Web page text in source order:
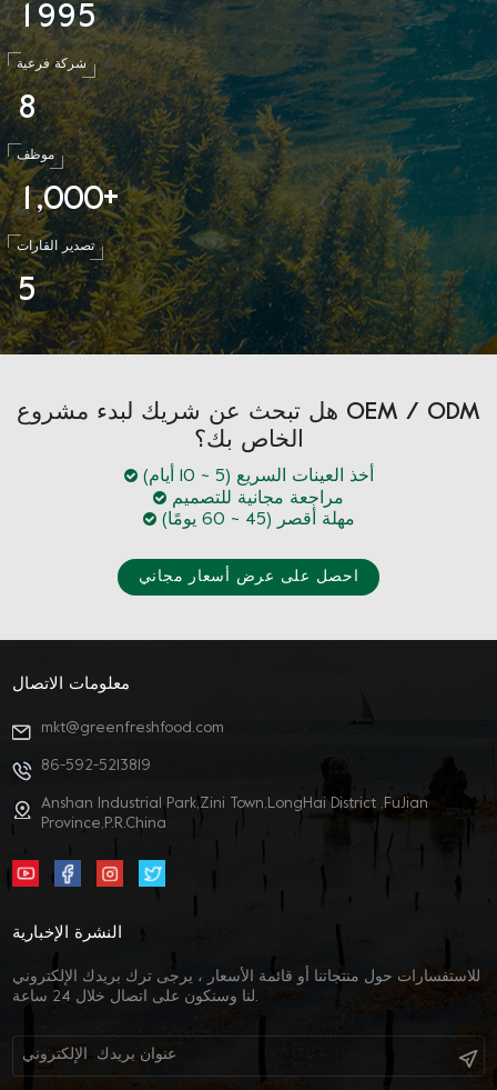
1 995
شركة فرعية
8
موظف
1 ,000+
تصدير القارات
5
هل تبحث عن شريك لبدء مشروع OEM / ODM
الخاص بك؟
أخذ العينات السريع (5 ~ 10 أيام)
مراجعة مجانية للتصميم
مهلة أقصر (45 ~ 60 يومًا)
احصل على عرض أسعار مجاني
معلومات الاتصال
mkt@greenfreshfood.com
86-592-5213819
Anshan Industrial Park,Zini Town,LongHai District ,FuJian
Province,P.R.China
النشرة الإخبارية
للاستفسارات حول منتجاتنا أو قائمة الأسعار ، يرجى ترك بريدك الإلكتروني
لنا وسنكون على اتصال خلال 24 ساعة.